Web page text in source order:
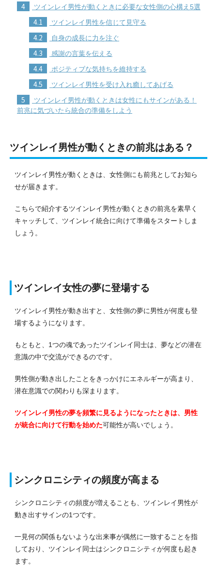
4 ツインレイ男性が動くときに必要な女性側の心構え5選
4.1 ツインレイ男性を信じて見守る
4.2 自身の成長に力を注ぐ
4.3 感謝の言葉を伝える
4.4 ポジティブな気持ちを維持する
4.5 ツインレイ男性を受け入れ癒してあげる
5
ツインレイ男性が動くときは女性にもサインがある！
前兆に気づいたら統合の準備をしよう
ツインレイ男性が動くときの前兆はある？
ツインレイ男性が動くときは、女性側にも前兆としてお知ら
せが届きます。
こちらで紹介するツインレイ男性が動くときの前兆を素早く
キャッチして、ツインレイ統合に向けて準備をスタートしま
しょう。
ツインレイ女性の夢に登場する
ツインレイ男性が動き出すと、女性側の夢に男性が何度も登
場するようになります。
もともと、1つの魂であったツインレイ同士は、夢などの潜在
意識の中で交流ができるのです。
男性側が動き出したことをきっかけにエネルギーが高まり、
潜在意識での関わりも深まります。
ツインレイ男性の夢を頻繁に見るようになったときは、男性
が統合に向けて行動を始めた可能性が高いでしょう。
シンクロニシティの頻度が高まる
シンクロニシティの頻度が増えることも、ツインレイ男性が
動き出すサインの1つです。
一見何の関係もないような出来事が偶然に一致することを指
しており、ツインレイ同士はシンクロニシティが何度も起き
ます。